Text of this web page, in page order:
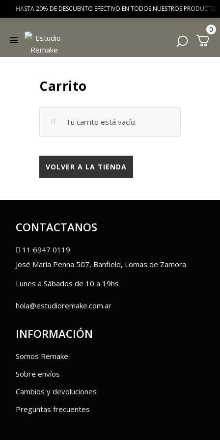
HASTA 20% DE DESCUENTO EFECTIVO EN TODOS NUESTROS
0
Carrito
Tu carrito está vacío.
VOLVER A LA TIENDA
CONTACTANOS
11 6947 0119
José María Penna 507, Banfield, Lomas de Zamora
Lunes a Sábados de 10 a 19hs
hola@estudioremake.com.ar
INFORMACIÓN
Somos Remake
Sobre envíos
Cambios y devoluciones
Preguntas frecuentes